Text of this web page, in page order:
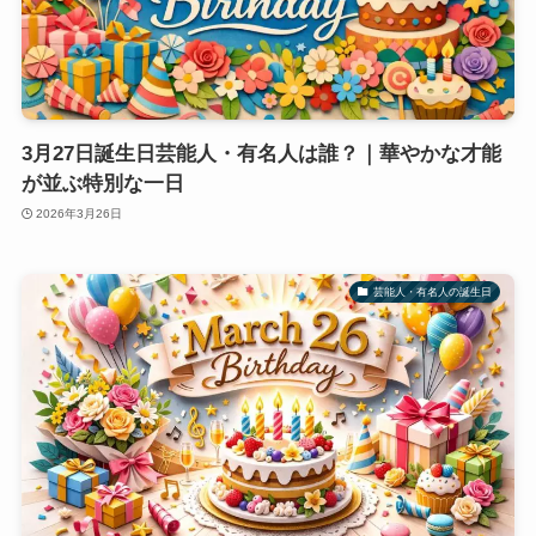
3月27日誕生日芸能人・有名人は誰？｜華やかな才能
が並ぶ特別な一日
2026年3月26日
芸能人・有名人の誕生日